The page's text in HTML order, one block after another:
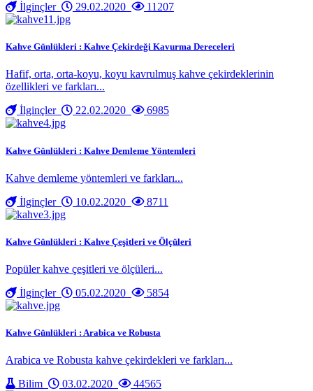
İlginçler
29.02.2020 11207
Kahve Günlükleri : Kahve Çekirdeği Kavurma Dereceleri
Hafif, orta, orta-koyu, koyu kavrulmuş kahve çekirdeklerinin
özellikleri ve farkları...
İlginçler
22.02.2020 6985
Kahve Günlükleri : Kahve Demleme Yöntemleri
Kahve demleme yöntemleri ve farkları...
İlginçler
10.02.2020 8711
Kahve Günlükleri : Kahve Çeşitleri ve Ölçüleri
Popüler kahve çeşitleri ve ölçüleri...
İlginçler
05.02.2020 5854
Kahve Günlükleri : Arabica ve Robusta
Arabica ve Robusta kahve çekirdekleri ve farkları...
Bilim
03.02.2020 44565